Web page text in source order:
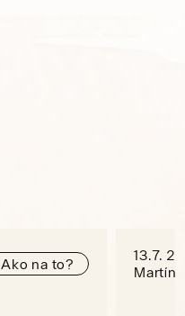
Ako na to?
13.7.